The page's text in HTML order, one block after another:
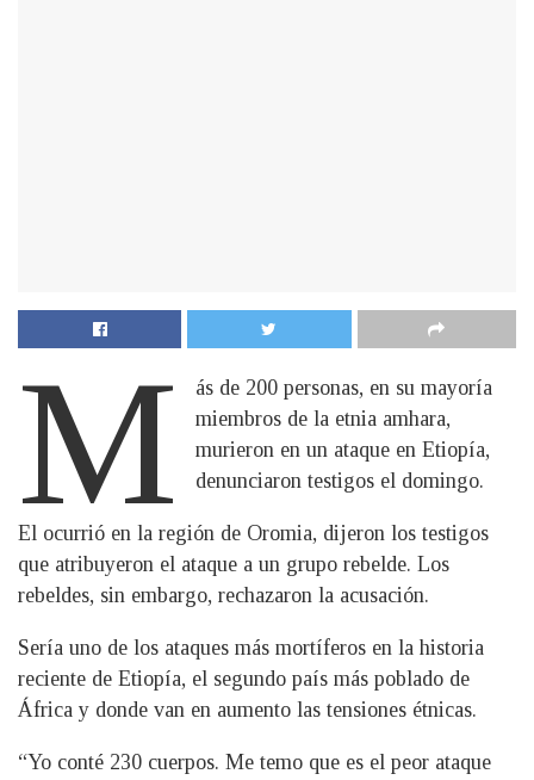
M
ás de 200 personas, en su mayoría
miembros de la etnia amhara,
murieron en un ataque en Etiopía,
denunciaron testigos el domingo.
El ocurrió en la región de Oromia, dijeron los testigos
que atribuyeron el ataque a un grupo rebelde. Los
rebeldes, sin embargo, rechazaron la acusación.
Sería uno de los ataques más mortíferos en la historia
reciente de Etiopía, el segundo país más poblado de
África y donde van en aumento las tensiones étnicas.
“Yo conté 230 cuerpos. Me temo que es el peor ataque